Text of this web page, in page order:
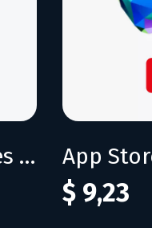
App Store & iTunes 10 TRY
$ 9,23